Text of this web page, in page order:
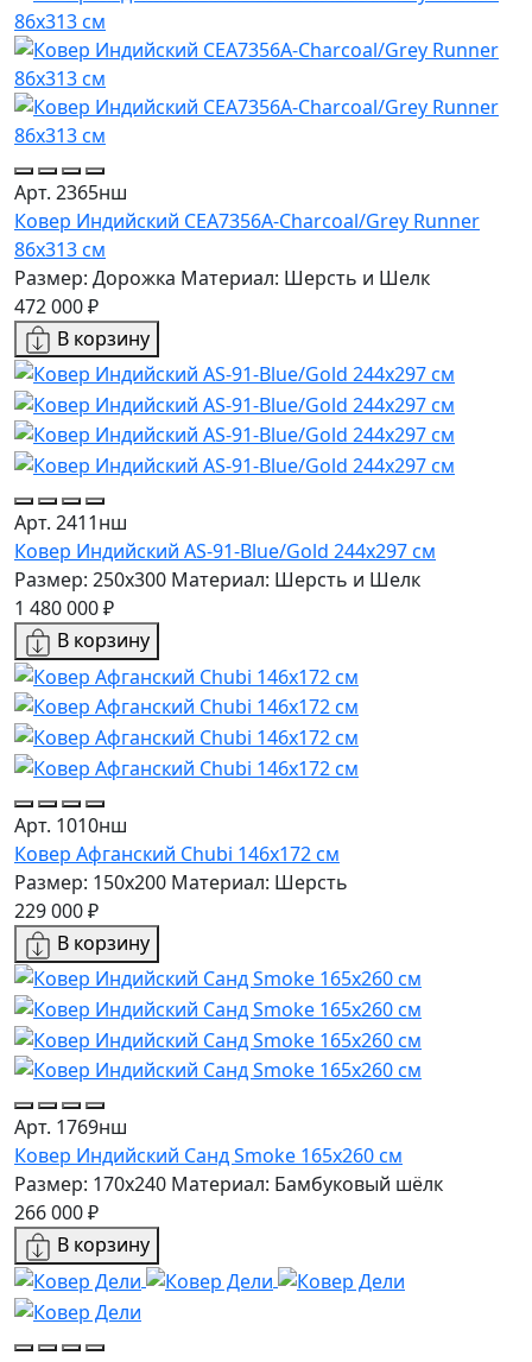
Арт. 2365нш
Ковер Индийский CEA7356A-Charcoal/Grey Runner
86x313 см
Размер: Дорожка Материал: Шерсть и Шелк
472 000 ₽
В корзину
Арт. 2411нш
Ковер Индийский AS-91-Blue/Gold 244x297 см
Размер: 250x300 Материал: Шерсть и Шелк
1 480 000 ₽
В корзину
Арт. 1010нш
Ковер Афганский Chubi 146x172 см
Размер: 150x200 Материал: Шерсть
229 000 ₽
В корзину
Арт. 1769нш
Ковер Индийский Санд Smoke 165x260 см
Размер: 170x240 Материал: Бамбуковый шёлк
266 000 ₽
В корзину